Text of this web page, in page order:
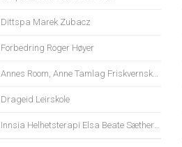
Dittspa Marek Zubacz
Forbedring Roger Høyer
Annes Room, Anne Tamlag Friskvernskonsulent
Drageid Leirskole
Innsia Helhetsterapi Elsa Beate Sætherbø